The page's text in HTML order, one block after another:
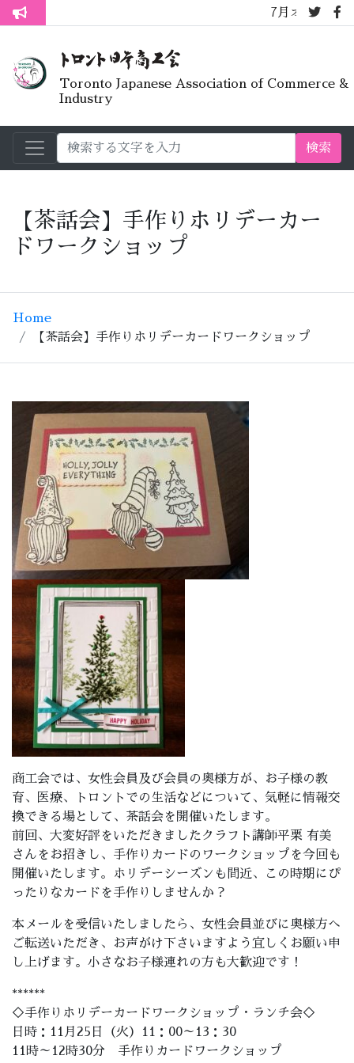
トロント生活不安疑問質問懇談会
7月オープンライブラ
Toronto Japanese Association of Commerce &
Industry
検索
【茶話会】手作りホリデーカー
ドワークショップ
Home
【茶話会】手作りホリデーカードワークショップ
商工会では、女性会員及び会員の奥様方が、お子様の教
育、医療、トロントでの生活などについて、気軽に情報交
換できる場として、茶話会を開催いたします。
前回、大変好評をいただきましたクラフト講師平栗 有美
さんをお招きし、手作りカードのワークショップを今回も
開催いたします。ホリデーシーズンも間近、この時期にぴ
ったりなカードを手作りしませんか？
本メールを受信いたしましたら、女性会員並びに奥様方へ
ご転送いただき、お声がけ下さいますよう宜しくお願い申
し上げます。小さなお子様連れの方も大歓迎です！
******
◇手作りホリデーカードワークショップ・ランチ会◇
日時：11月25日（火）11：00～13：30
11時～12時30分 手作りカードワークショップ